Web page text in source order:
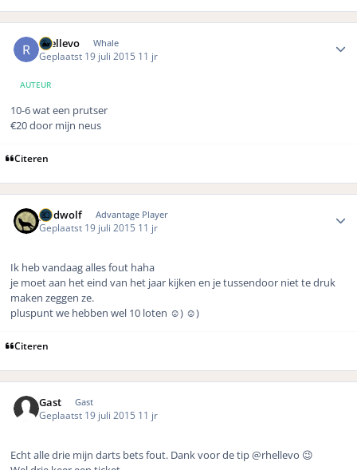
rhellevo Whale
Geplaatst 19 juli 2015 11 jr
AUTEUR
10-6 wat een prutser
€20 door mijn neus
Citeren
geldwolf Advantage Player
Geplaatst 19 juli 2015 11 jr
Ik heb vandaag alles fout haha
je moet aan het eind van het jaar kijken en je tussendoor niet te druk
maken zeggen ze.
pluspunt we hebben wel 10 loten ☺️) ☺️)
Citeren
Gast Gast
Geplaatst 19 juli 2015 11 jr
Echt alle drie mijn darts bets fout. Dank voor de tip @rhellevo 😉